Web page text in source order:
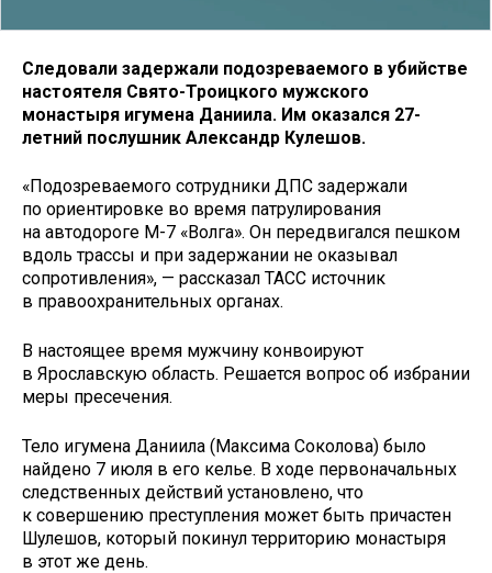
Следовали задержали подозреваемого в убийстве
настоятеля Свято-Троицкого мужского
монастыря игумена Даниила. Им оказался 27-
летний послушник Александр Кулешов.
«Подозреваемого сотрудники ДПС задержали
по ориентировке во время патрулирования
на автодороге М-7 «Волга». Он передвигался пешком
вдоль трассы и при задержании не оказывал
сопротивления», — рассказал ТАСС источник
в правоохранительных органах.
В настоящее время мужчину конвоируют
в Ярославскую область. Решается вопрос об избрании
меры пресечения.
Тело игумена Даниила (Максима Соколова) было
найдено 7 июля в его келье. В ходе первоначальных
следственных действий установлено, что
к совершению преступления может быть причастен
Шулешов, который покинул территорию монастыря
в этот же день.